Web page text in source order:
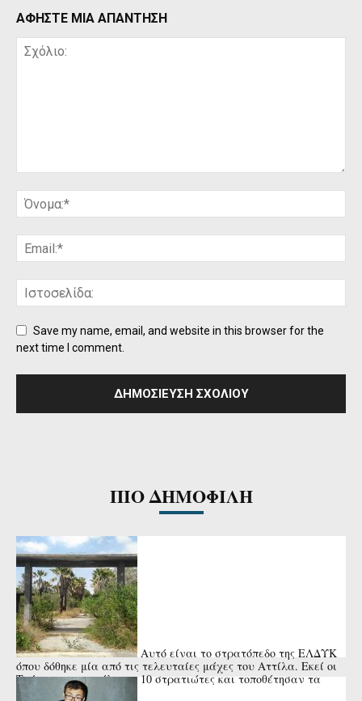
ΑΦΗΣΤΕ ΜΙΑ ΑΠΑΝΤΗΣΗ
Save my name, email, and website in this browser for the
next time I comment.
ΠΙΟ ΔΗΜΟΦΙΛΗ
Αυτό είναι το στρατόπεδο της ΕΛΔΥΚ
όπου δόθηκε μία από τις τελευταίες μάχες του Αττίλα. Εκεί οι
Τούρκοι αποκεφάλισαν 10 στρατιώτες και τοποθέτησαν τα
κεφάλια ...